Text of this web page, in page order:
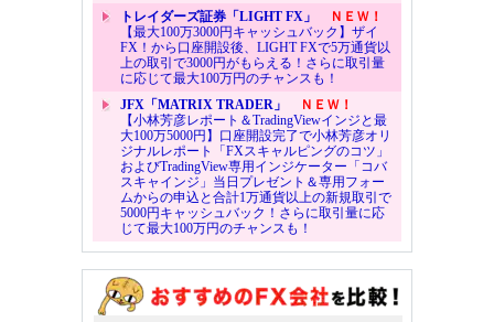
トレイダーズ証券「LIGHT FX」
ＮＥＷ！
【最大100万3000円キャッシュバック】ザイ
FX！から口座開設後、LIGHT FXで5万通貨以
上の取引で3000円がもらえる！さらに取引量
に応じて最大100万円のチャンスも！
JFX「MATRIX TRADER」
ＮＥＷ！
【小林芳彦レポート＆TradingViewインジと最
大100万5000円】口座開設完了で小林芳彦オリ
ジナルレポート「FXスキャルピングのコツ」
およびTradingView専用インジケーター「コバ
スキャインジ」当日プレゼント＆専用フォー
ムからの申込と合計1万通貨以上の新規取引で
5000円キャッシュバック！さらに取引量に応
じて最大100万円のチャンスも！